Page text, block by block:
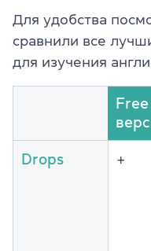
Для удобства
сравнили все
для изучения
Free
Drops +